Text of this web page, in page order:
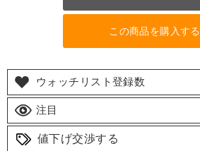
この商品を購入する
ウォッチリスト登録数
注目
値下げ交渉する